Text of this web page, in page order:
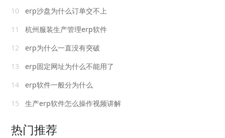
10
erp沙盘为什么订单交不上
11
杭州服装生产管理erp软件
12
erp为什么一直没有突破
13
erp固定网址为什么不能用了
14
erp软件一般分为什么
15
生产erp软件怎么操作视频讲解
热门推荐